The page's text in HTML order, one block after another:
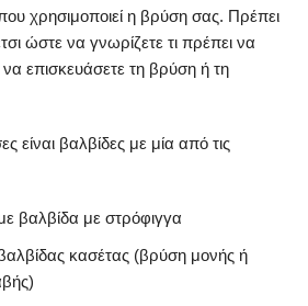
χρησιμοποιεί η βρύση σας. Πρέπει
ώστε να γνωρίζετε τι πρέπει να
να επισκευάσετε τη βρύση ή τη
είναι βαλβίδες με μία από τις
βαλβίδα με στρόφιγγα
κασέτας (βρύση μονής ή